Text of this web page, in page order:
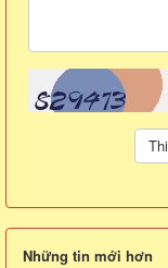
Những tin mới hơn